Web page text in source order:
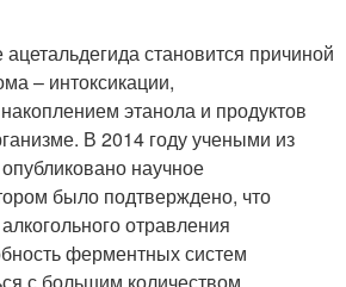
становится причиной
– интоксикации,
этанола и продуктов
В 2014 году учеными из
научное
было подтверждено, что
отравления
ферментных систем